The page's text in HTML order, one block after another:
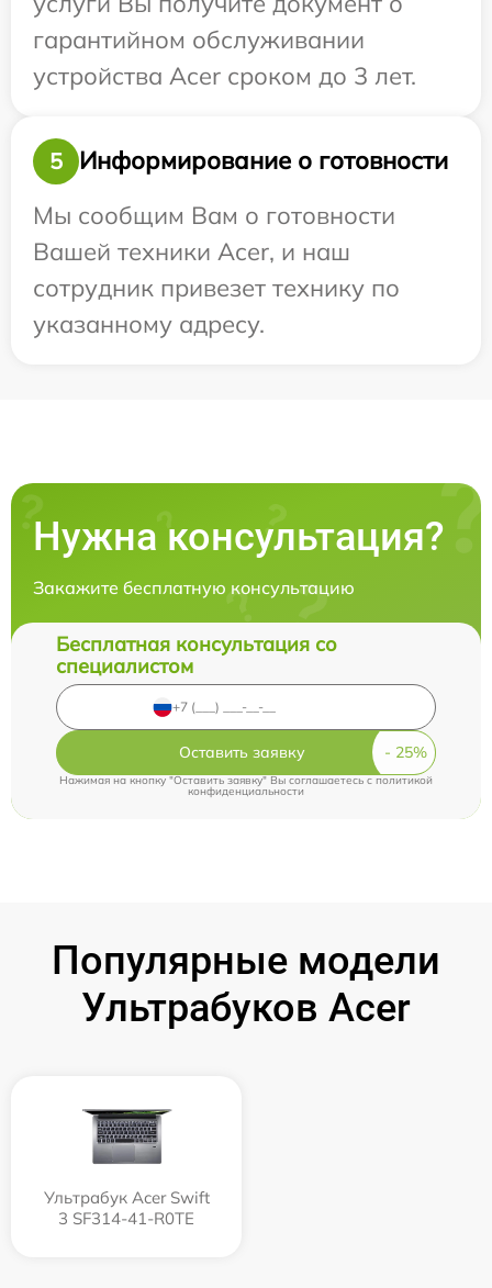
гарантийном обслуживании
устройства Acer сроком до 3 лет.
5
Информирование о готовности
Мы сообщим Вам о готовности
Вашей техники Acer, и наш
сотрудник привезет технику по
указанному адресу.
Нужна консультация?
Закажите бесплатную консультацию
Бесплатная консультация со
специалистом
Оставить заявку
Нажимая на кнопку "Оставить заявку" Вы соглашаетесь cполитикой
конфиденциальности
Популярные модели
Ультрабуков Acer
Ультрабук Acer Swift
3 SF314-41-R0TE